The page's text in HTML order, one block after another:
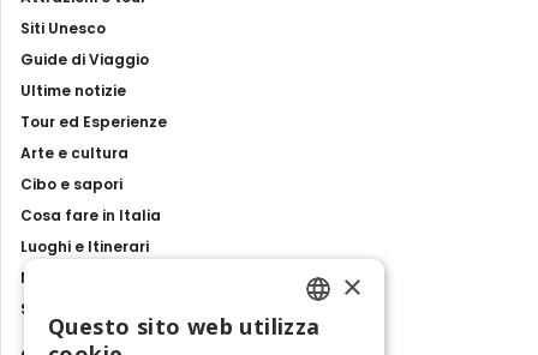
Siti Unesco
Guide di Viaggio
Ultime notizie
Tour ed Esperienze
Arte e cultura
Cibo e sapori
Cosa fare in Italia
Luoghi e Itinerari
Mostre, eventi e spettacoli
Storie e tradizioni
ENGLISH
×
Questo sito web utilizza